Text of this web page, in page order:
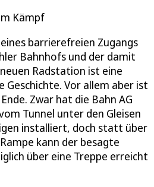
Kämpf
barrierefreien Zugangs
Bahnhofs und der damit
Radstation ist eine
Geschichte. Vor allem aber ist
Zwar hat die Bahn AG
Tunnel unter den Gleisen
installiert, doch statt über
kann der besagte
über eine Treppe erreicht